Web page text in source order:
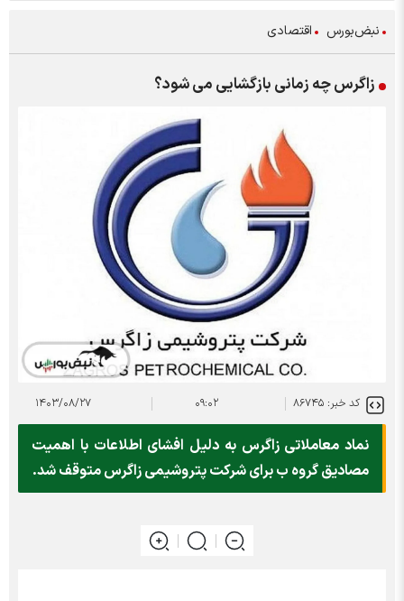
نبض‌بورس اقتصادی
زاگرس چه زمانی بازگشایی می شود؟
کد خبر: ۸۶۷۴۵ ۰۹:۰۲ ۱۴۰۳/۰۸/۲۷
نماد معاملاتی زاگرس به دلیل افشای اطلاعات با اهمیت
مصادیق گروه ب برای شرکت پتروشیمی زاگرس متوقف شد.